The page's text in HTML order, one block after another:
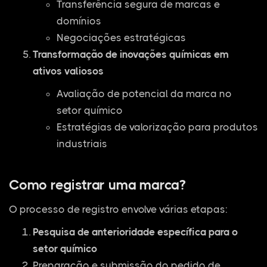
Transferência segura de marcas e
domínios
Negociações estratégicas
Transformação de inovações químicas em
ativos valiosos
Avaliação de potencial da marca no
setor químico
Estratégias de valorização para produtos
industriais
Como registrar uma marca?
O processo de registro envolve várias etapas:
Pesquisa de anterioridade específica para o
setor químico